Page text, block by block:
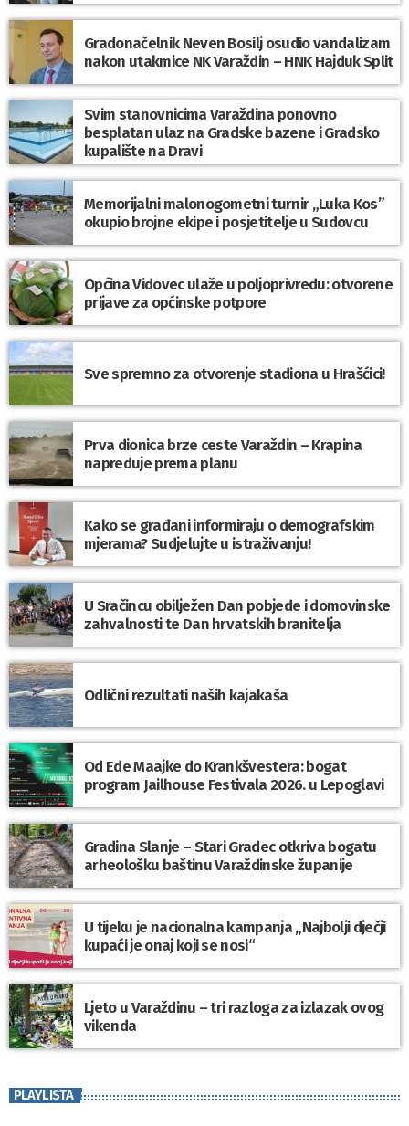
Gradonačelnik Neven Bosilj osudio vandalizam
nakon utakmice NK Varaždin – HNK Hajduk Split
Svim stanovnicima Varaždina ponovno
besplatan ulaz na Gradske bazene i Gradsko
kupalište na Dravi
Memorijalni malonogometni turnir „Luka Kos”
okupio brojne ekipe i posjetitelje u Sudovcu
Općina Vidovec ulaže u poljoprivredu: otvorene
prijave za općinske potpore
Sve spremno za otvorenje stadiona u Hrašćici!
Prva dionica brze ceste Varaždin – Krapina
napreduje prema planu
Kako se građani informiraju o demografskim
mjerama? Sudjelujte u istraživanju!
U Sračincu obilježen Dan pobjede i domovinske
zahvalnosti te Dan hrvatskih branitelja
Odlični rezultati naših kajakaša
Od Ede Maajke do Krankšvestera: bogat
program Jailhouse Festivala 2026. u Lepoglavi
Gradina Slanje – Stari Gradec otkriva bogatu
arheološku baštinu Varaždinske županije
U tijeku je nacionalna kampanja „Najbolji dječji
kupaći je onaj koji se nosi“
Ljeto u Varaždinu – tri razloga za izlazak ovog
vikenda
PLAYLISTA